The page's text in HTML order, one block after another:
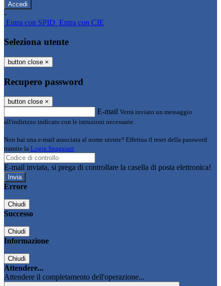
-
Entra con SPID Entra con CIE
Seleziona utente
button close ×
Recupero password
button close ×
E-mail Verrà inviato un messaggio
all'indirizzo indicato con le istruzioni necessarie.
Non hai una e-mail associata al nome utente? Effettua il reset della password
tramite la Login Spaggiari
E-mail inviata, si prega di controllare la casella di posta elettronica!
Errore
Chiudi
Successo
Chiudi
Informazione
Chiudi
Attendere...
Attendere il completamento dell'operazione...